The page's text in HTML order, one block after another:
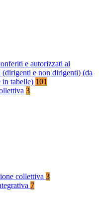
e autorizzati ai
(dirigenti e non dirigenti) (da
in tabelle) 101
3
collettiva 3
7